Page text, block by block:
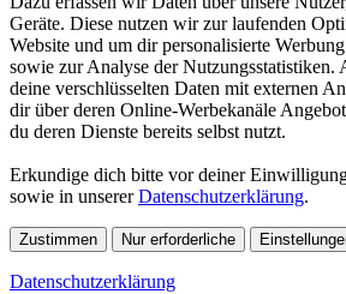
Geräte. Diese nutzen wir zur laufenden
Website und um dir personalisierte
sowie zur Analyse der Nutzungsstatistiken.
deine verschlüsselten Daten mit externen
dir über deren Online-Werbekanäle
du deren Dienste bereits selbst nutzt.
Erkundige dich bitte vor deiner
sowie in unsererDatenschutzerklärung.
Zustimmen Nur erforderliche
Datenschutzerklärung